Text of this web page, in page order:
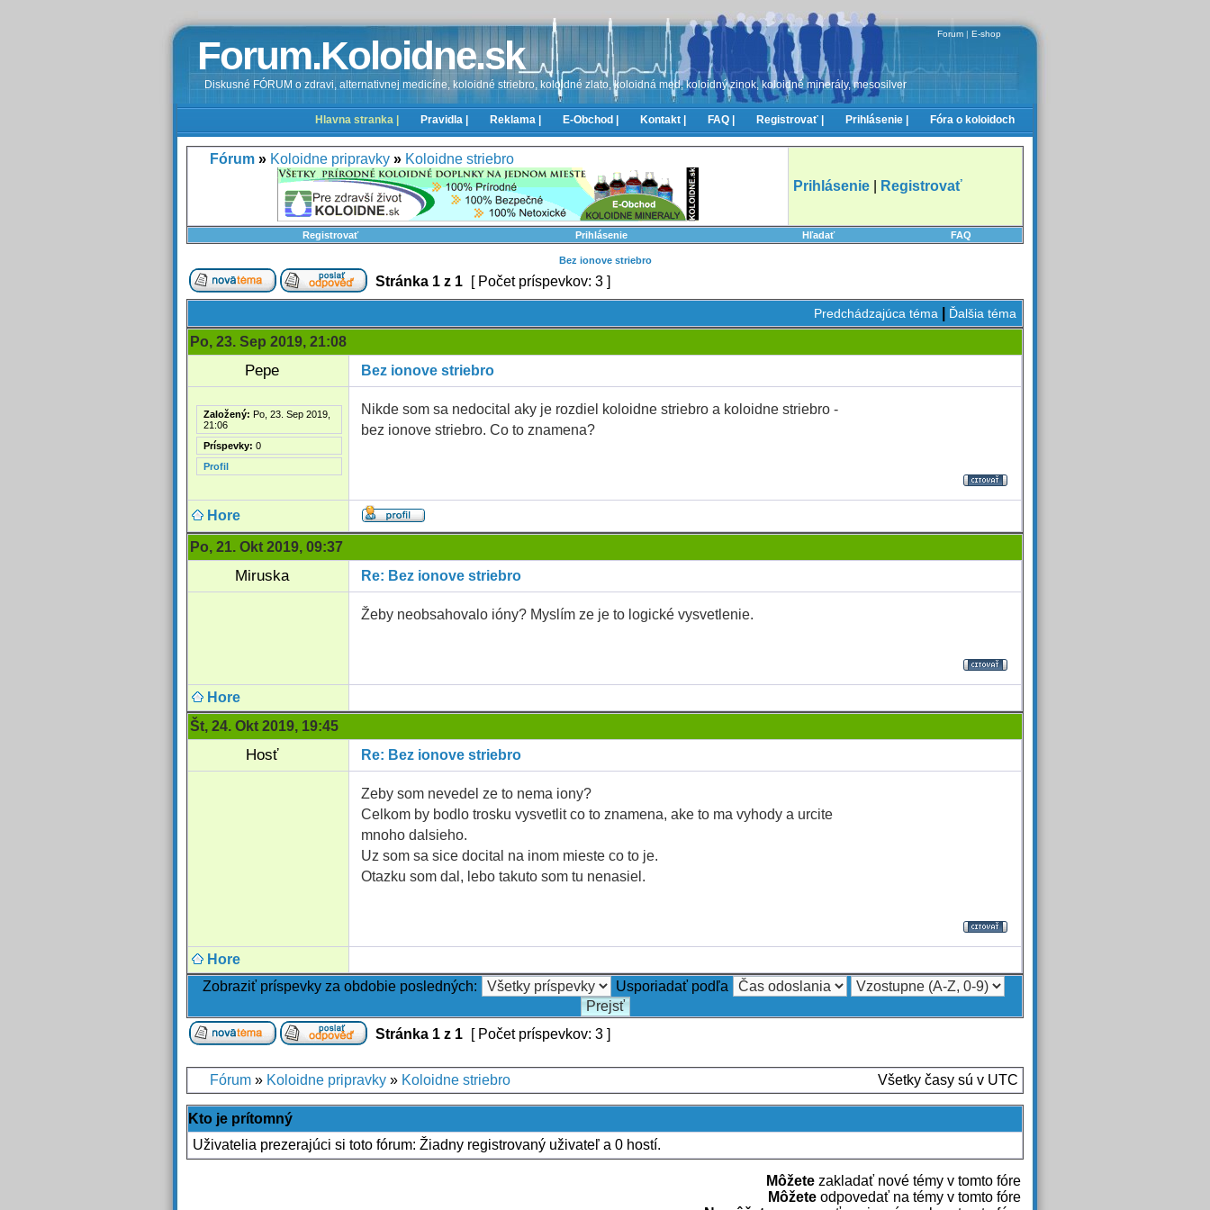
Forum.Koloidne.sk
Diskusné FÓRUM o zdravi, alternativnej medicíne, koloidné striebro, koloidné zlato, koloidná med, koloidný zinok, koloidné minerály, mesosilver
Forum | E-shop
Hlavna stranka | Pravidla | Reklama | E-Obchod | Kontakt | FAQ | Registrovať | Prihlásenie | Fóra o koloidoch
Fórum » Koloidne pripravky » Koloidne striebro
Prihlásenie
Registrovať
Registrovať Prihlásenie Hľadať FAQ
Bez ionove striebro
Stránka 1 z 1 [ Počet príspevkov: 3 ]
Predchádzajúca téma Ďalšia téma
Po, 23. Sep 2019, 21:08
Pepe Bez ionove striebro
Založený: Po, 23. Sep 2019,
21:06
Príspevky: 0
Profil
Nikde som sa nedocital aky je rozdiel koloidne striebro a koloidne striebro -
bez ionove striebro. Co to znamena?
Hore
Po, 21. Okt 2019, 09:37
Miruska Re: Bez ionove striebro
Žeby neobsahovalo ióny? Myslím ze je to logické vysvetlenie.
Hore
Št, 24. Okt 2019, 19:45
Hosť Re: Bez ionove striebro
Zeby som nevedel ze to nema iony?
Celkom by bodlo trosku vysvetlit co to znamena, ake to ma vyhody a urcite
mnoho dalsieho.
Uz som sa sice docital na inom mieste co to je.
Otazku som dal, lebo takuto som tu nenasiel.
Hore
Zobraziť príspevky za obdobie posledných:
Usporiadať podľa
Stránka 1 z 1 [ Počet príspevkov: 3 ]
Fórum » Koloidne pripravky » Koloidne striebro Všetky časy sú v UTC
Kto je prítomný
Uživatelia prezerajúci si toto fórum: Žiadny registrovaný uživateľ a 0 hostí.
Môžete zakladať nové témy v tomto fóre
Môžete odpovedať na témy v tomto fóre